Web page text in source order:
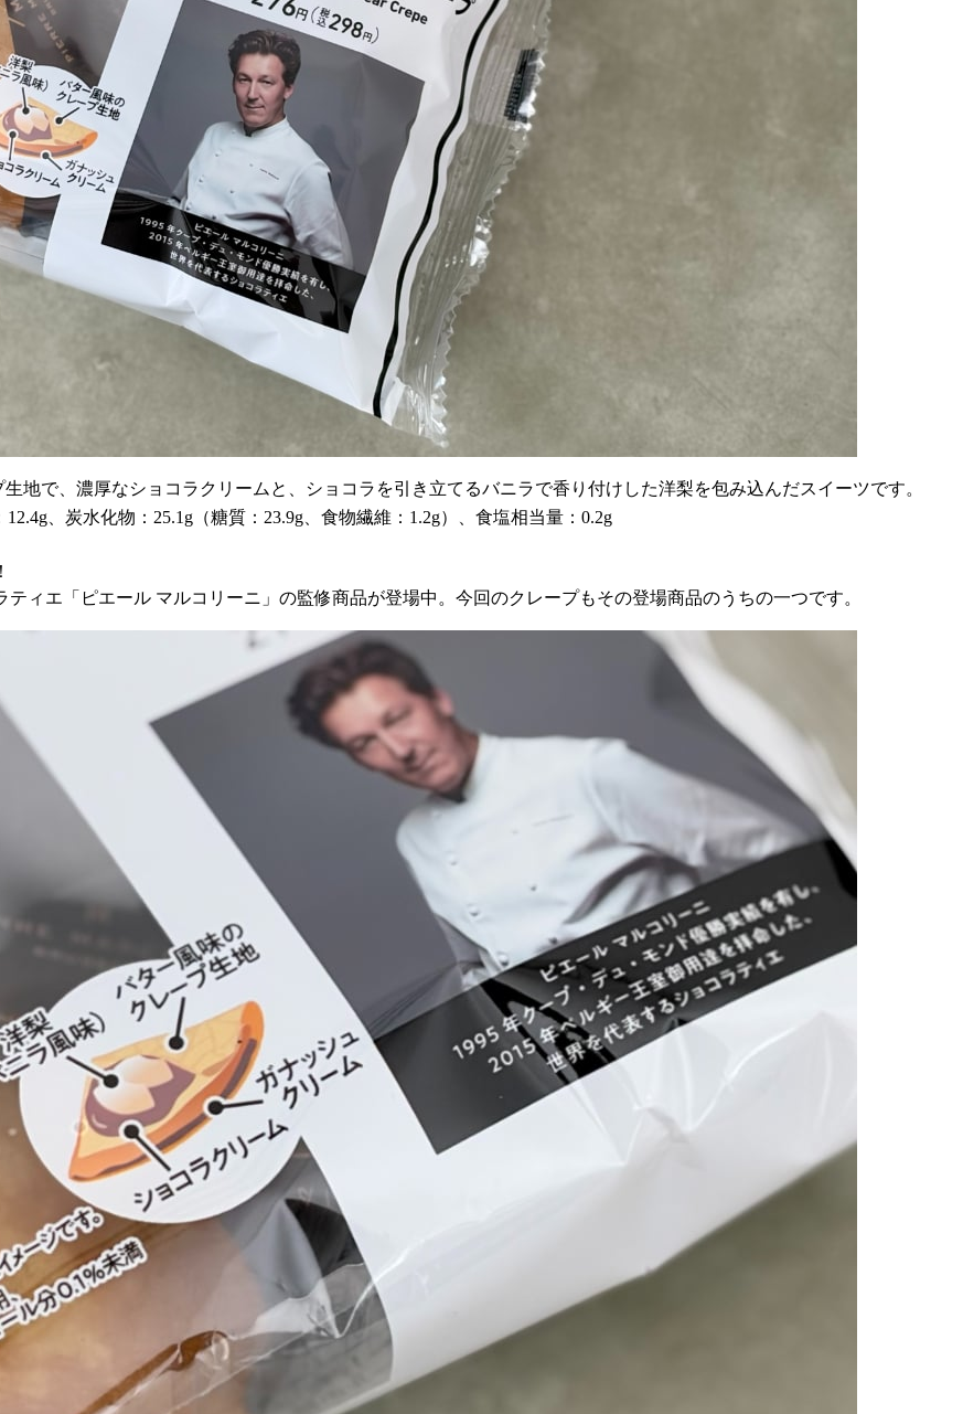
地で、濃厚なショコラクリームと、ショコラを引き立てるバニラで香り付けした洋梨を包み込んだスイーツです。
、炭水化物：25.1g（糖質：23.9g、食物繊維：1.2g）、食塩相当量：0.2g
ィエ「ピエール マルコリーニ」の監修商品が登場中。今回のクレープもその登場商品のうちの一つです。